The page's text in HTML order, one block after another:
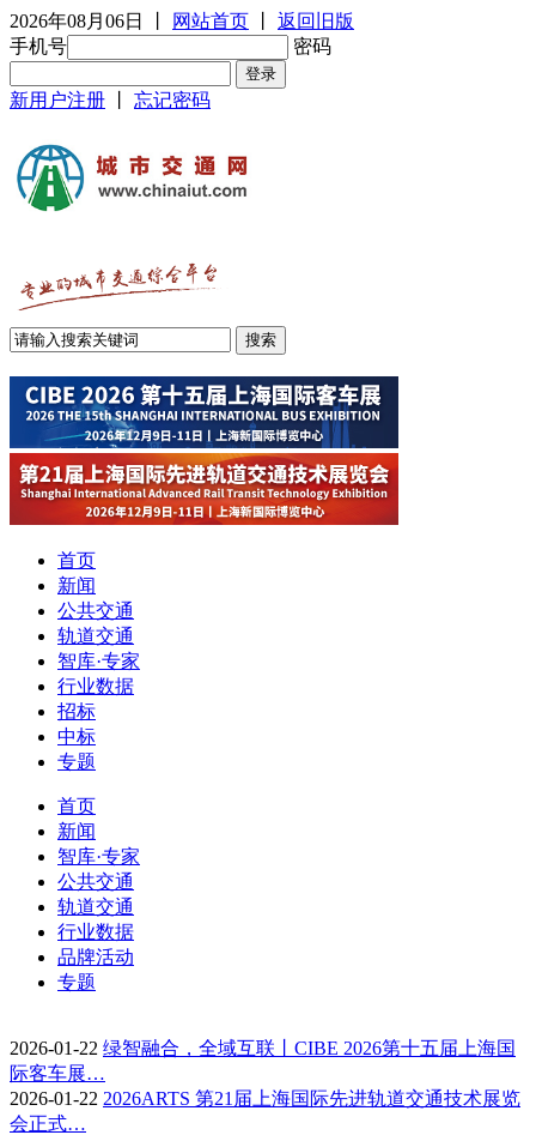
2026年08月06日 网站首页
返回旧版
手机号
密码
新用户注册 忘记密码
首页
新闻
公共交通
轨道交通
智库·专家
行业数据
招标
中标
专题
首页
新闻
智库·专家
公共交通
轨道交通
行业数据
品牌活动
专题
2026-01-22 绿智融合，全域互联丨CIBE 2026第十五届上海国
际客车展…
2026-01-22 2026ARTS 第21届上海国际先进轨道交通技术展览
会正式…